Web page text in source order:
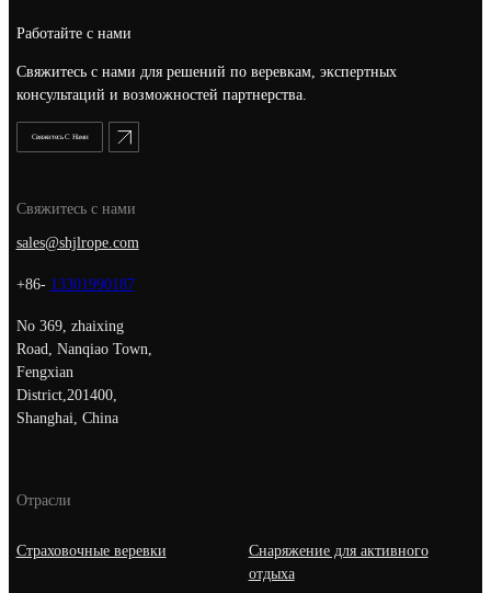
Работайте с нами
Свяжитесь с нами для решений по веревкам, экспертных
консультаций и возможностей партнерства.
Свяжитесь С Нами
Свяжитесь с нами
sales@shjlrope.com
+86- 13301990187
No 369, zhaixing
Road, Nanqiao Town,
Fengxian
District,201400,
Shanghai, China
Отрасли
Страховочные веревки
Снаряжение для активного
отдыха